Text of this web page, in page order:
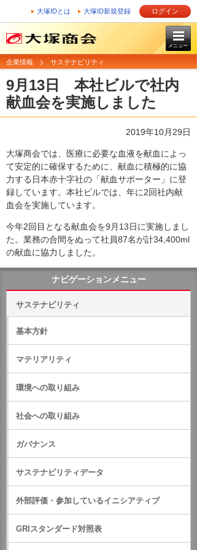
大塚IDとは 大塚ID新規登録 ログイン
メニュー
企業情報 サステナビリティ
9月13日 本社ビルで社内
献血会を実施しました
2019年10月29日
大塚商会では、医療に必要な血液を献血によっ
て安定的に確保するために、献血に積極的に協
力する日本赤十字社の「献血サポーター」に登
録しています。本社ビルでは、年に2回社内献
血会を実施しています。
今年2回目となる献血会を9月13日に実施しまし
た。業務の合間をぬって社員87名が計34,400ml
の献血に協力しました。
ナビゲーションメニュー
サステナビリティ
基本方針
マテリアリティ
環境への取り組み
社会への取り組み
ガバナンス
サステナビリティデータ
外部評価・参加しているイニシアティブ
GRIスタンダード対照表